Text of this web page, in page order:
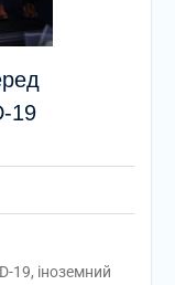
19
19, іноземний